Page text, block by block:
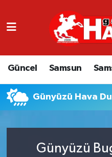
Güncel Samsun
Günyüzü Hava
Günyüzü
GÜNCEL
SAMSUN
YAŞAM